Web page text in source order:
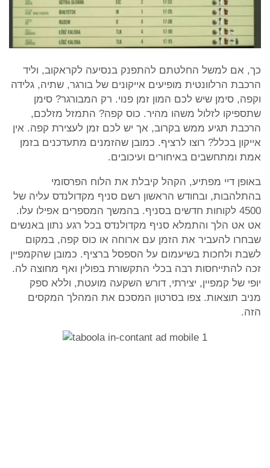
כך, אם למשל החלטתם להתפנק בנסיעה לקראקוב, וליד
הרכבת הרלוונטית מופיעים אייקונים של בורגר, שתיה, גלידה
וקפה, סימן שיש לכם המון זמן פנוי. רק המבורגר? סימן
שתספיקו לזלול משהו מהיר. כוס קפה? התמזל מזלכם,
הרכבת תגיע ממש בקרוב, אך יש לכם זמן לעצירת קפה. אין
אייקון בכלל? רוצו לרציף. כמובן שהזמנים מתעדכנים בזמן
אמת ומתחשבים באיחורים ועיכובים.
באופן דיי מפתיע, הקהל קיבלת את הלוח הפרסומי
בהתלהבות, ובחודש הראשון רשם סניף מקדולנדס עליה של
4500 לקוחות חדשים בסניף. בהמשך המספרים אפילו עלו.
אט אט הלך והתמלא סניף מקדולנדס בכל רגע נתון באנשים
שבחרו להעביר את הזמן עם ארוחה או כוס קפה, במקום
לשבת ולחכות בשיעמום על הספסל ברציף. כמובן שהקמפיין
זכה להתייחסות רבה בכלי התקשורת בפולין ואף מחוצה לה.
יופי של קמפיין, יצירתי, דורש השקעה מועטת, וללא ספק
מניב תוצאות. צפו בסרטון המסכם את המהלך המקסים
הזה.